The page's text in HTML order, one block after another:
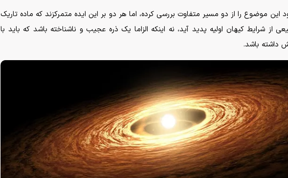
این موضوع را از دو مسیر متفاوت بررسی کرده، اما هر دو بر این ایده متمرکزند که ماده تاریک
از شرایط کیهان اولیه پدید آید، نه اینکه الزاما یک ذره عجیب و ناشناخته باشد که باید با
داشته باشد.